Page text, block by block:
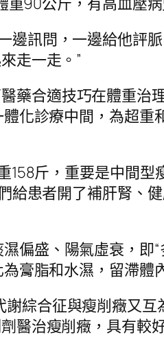
訊問，一邊給他評
走一走。”
藥合適技巧在體重治
化診療中間，為超重
158斤，重要是中間型
給患者開了補肝腎、
偏盛、陽氣虛衰，即“
膏脂和水濕，留滯體
綜合征與瘦削癥又互
醫治瘦削癥，具有較